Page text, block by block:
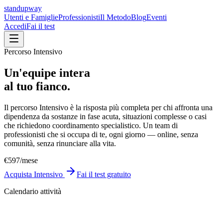
standupway
Utenti e FamiglieProfessionistiIl MetodoBlogEventi
AccediFai il test
Percorso Intensivo
Un'equipe intera
al tuo fianco.
Il percorso Intensivo è la risposta più completa per chi affronta una
dipendenza da sostanze in fase acuta, situazioni complesse o casi
che richiedono coordinamento specialistico. Un team di
professionisti che si occupa di te, ogni giorno — online, senza
comunità, senza rinunciare alla vita.
€597/mese
Acquista Intensivo
Fai il test gratuito
Calendario attività